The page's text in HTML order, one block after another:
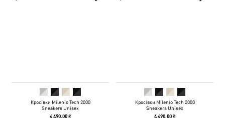
Кросівки Milenio Tech 2000
Sneakers Unisex
4 490,00 ₴
Кросівки Milenio Tech 2000
Sneakers Unisex
4 490,00 ₴